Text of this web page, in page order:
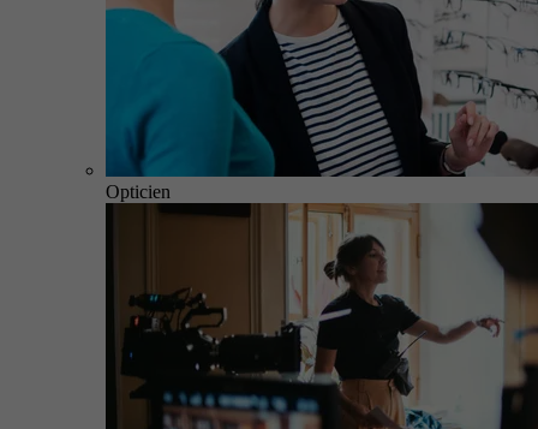
Opticien